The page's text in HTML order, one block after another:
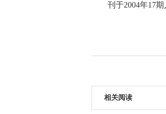
刊于2004年17期
相关阅读